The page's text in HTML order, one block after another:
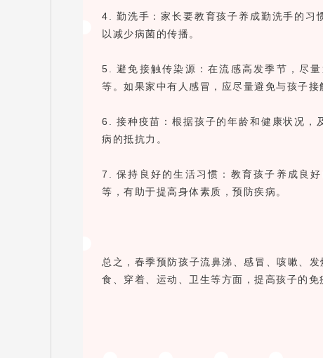
4. 勤洗手：家长要教育孩子养成勤洗手的习
以减少病菌的传播。
5. 避免接触传染源：在流感高发季节，尽
等。如果家中有人感冒，应尽量避免与孩子接
6. 接种疫苗：根据孩子的年龄和健康状况，
病的抵抗力。
7. 保持良好的生活习惯：教育孩子养成良
等，有助于提高身体素质，预防疾病。
总之，春季预防孩子流鼻涕、感冒、咳嗽、
食、穿着、运动、卫生等方面，提高孩子的